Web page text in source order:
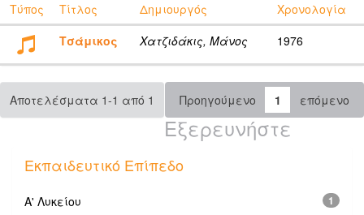
Τύπος Τίτλος Δημιουργός
Χρονολογία
Τσάμικος
Χατζιδάκις, Μάνος 1976
Αποτελέσματα 1-1 από 1 Προηγούμενο 1 επόμενο
Εξερευνήστε
Εκπαιδευτικό Επίπεδο
1
Α' Λυκείου